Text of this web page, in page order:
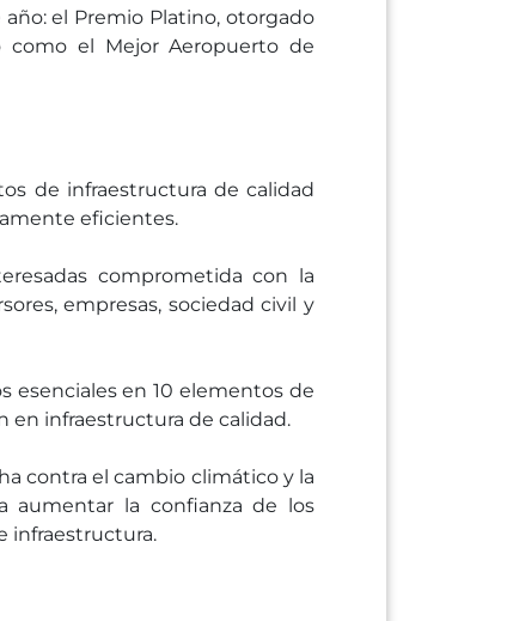
el Premio Platino, otorgado
como el Mejor Aeropuerto de
de infraestructura de calidad
eficientes.
comprometida con la
empresas, sociedad civil y
esenciales en 10 elementos de
en infraestructura de calidad.
contra el cambio climático y la
aumentar la confianza de los
infraestructura.